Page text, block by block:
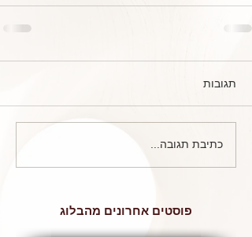
תגובות
כתיבת תגובה...
פוסטים אחרונים מהבלוג